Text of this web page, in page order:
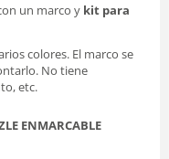
un marco y kit para
colores. El marco se
No tiene
etc.
ENMARCABLE